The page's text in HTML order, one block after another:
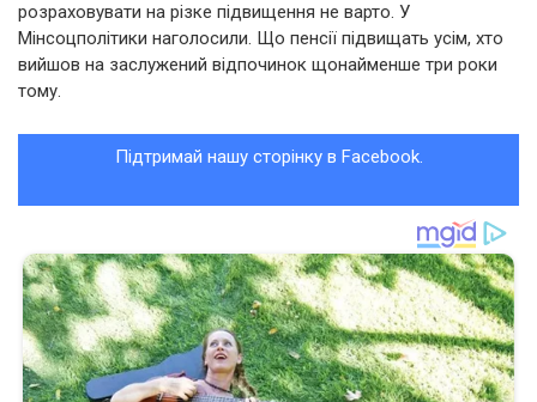
розраховувати на різке підвищення не варто. У
Мінсоцполітики наголосили. Що пенсії підвищать усім, хто
вийшов на заслужений відпочинок щонайменше три роки
тому.
Підтримай нашу сторінку в Facebook.